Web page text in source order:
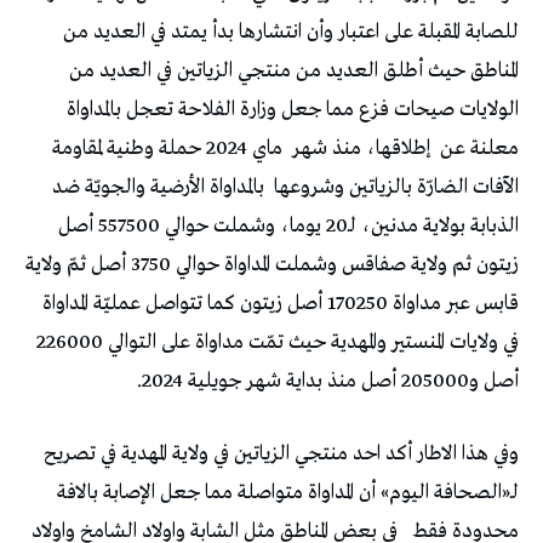
للصابة المقبلة على اعتبار وأن انتشارها بدأ يمتد في العديد من
المناطق حيث أطلق العديد من منتجي الزياتين في العديد من
الولايات صيحات فزع مما جعل وزارة الفلاحة تعجل بالمداواة
معلنة عن إطلاقها، منذ شهر
ماي 2024 حملة وطنية لمقاومة
الآفات الضارّة بالزياتين وشروعها بالمداواة الأرضية والجويّة ضد
الذبابة بولاية مدنين، لـ20 يوما، وشملت حوالي 557500 أصل
زيتون ثم ولاية صفاقس وشملت المداواة حوالي 3750 أصل ثمّ ولاية
قابس عبر مداواة 170250 أصل زيتون كما تتواصل عمليّة المداواة
في ولايات المنستير والمهدية حيث تمّت مداواة على التوالي 226000
أصل و205000 أصل منذ بداية شهر جويلية 2024.
وفي هذا الاطار أكد احد منتجي الزياتين في ولاية المهدية في تصريح
لـ«الصحافة اليوم» أن المداواة متواصلة مما جعل الإصابة بالافة
محدودة فقط
في بعض المناطق مثل الشابة واولاد الشامخ واولاد